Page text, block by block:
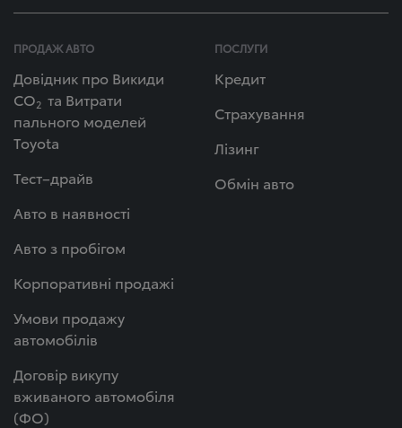
ПРОДАЖ АВТО
Довідник про Викиди
СО2 та Витрати
пального моделей
Toyota
Тест–драйв
Авто в наявності
Авто з пробігом
Корпоративні продажі
Умови продажу
автомобілів
Договір викупу
вживаного автомобіля
(ФО)
ПОСЛУГИ
Кредит
Страхування
Лізинг
Обмін авто